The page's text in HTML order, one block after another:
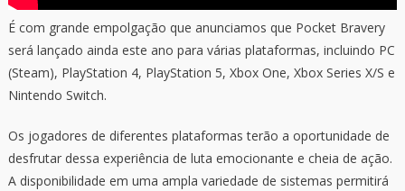
É com grande empolgação que anunciamos que Pocket Bravery
será lançado ainda este ano para várias plataformas, incluindo PC
(Steam), PlayStation 4, PlayStation 5, Xbox One, Xbox Series X/S e
Nintendo Switch.
Os jogadores de diferentes plataformas terão a oportunidade de
desfrutar dessa experiência de luta emocionante e cheia de ação.
A disponibilidade em uma ampla variedade de sistemas permitirá